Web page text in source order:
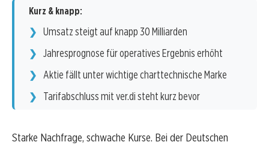
Kurz & knapp:
Umsatz steigt auf knapp 30 Milliarden
Jahresprognose für operatives Ergebnis erhöht
Aktie fällt unter wichtige charttechnische Marke
Tarifabschluss mit ver.di steht kurz bevor
Starke Nachfrage, schwache Kurse. Bei der Deutschen